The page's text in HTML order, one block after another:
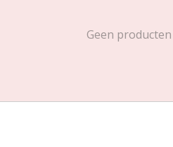
Geen